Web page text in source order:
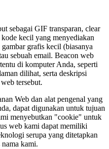
sebagai GIF transparan, clear
kecil yang menyediakan
grafis kecil (biasanya
sebuah email. Beacon web
di komputer Anda, seperti
dilihat, serta deskripsi
tersebut.
Web dan alat pengenal yang
dapat digunakan untuk tujuan
menyebutkan "cookie" untuk
web kami dapat memiliki
serupa yang ditetapkan
kami.